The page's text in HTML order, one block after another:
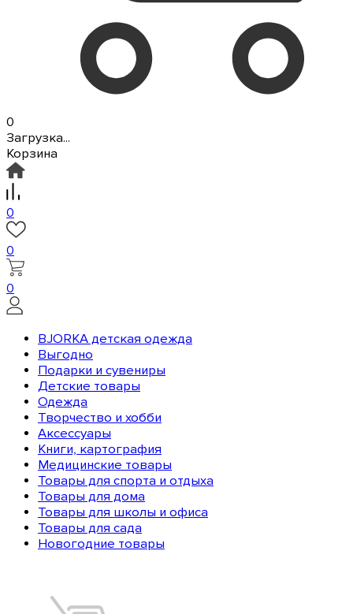
0
Загрузка...
Корзина
0
0
0
BJORKA детская одежда
Выгодно
Подарки и сувениры
Детские товары
Одежда
Творчество и хобби
Аксессуары
Книги, картография
Медицинские товары
Товары для спорта и отдыха
Товары для дома
Товары для школы и офиса
Товары для сада
Новогодние товары